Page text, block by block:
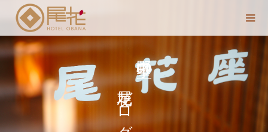
中野 聖子の
尾花ブログ